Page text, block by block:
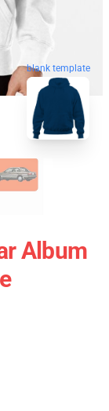
blank template
Album